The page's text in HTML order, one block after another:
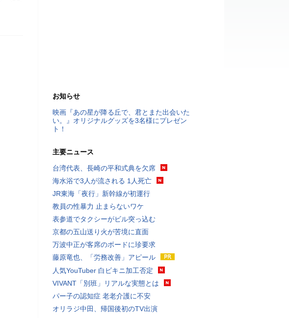
お知らせ
映画『あの星が降る丘で、君とまた出会いた
い。』オリジナルグッズを3名様にプレゼン
ト！
主要ニュース
台湾代表、長崎の平和式典を欠席
海水浴で3人が流される 1人死亡
JR東海「夜行」新幹線が初運行
教員の性暴力 止まらないワケ
表参道でタクシーがビル突っ込む
京都の五山送り火が苦境に直面
万波中正が客席のボードに珍要求
藤原竜也、「労務改善」アピール
人気YouTuber 白ビキニ加工否定
VIVANT「別班」リアルな実態とは
パー子の認知症 老老介護に不安
オリラジ中田、帰国後初のTV出演